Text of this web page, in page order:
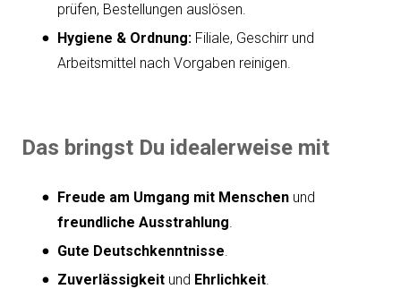
prüfen, Bestellungen auslösen.
Hygiene & Ordnung: Filiale, Geschirr und
Arbeitsmittel nach Vorgaben reinigen.
Das bringst Du idealerweise mit
Freude am Umgang mit Menschen und
freundliche Ausstrahlung
Gute Deutschkenntnisse
Zuverlässigkeit und Ehrlichkeit